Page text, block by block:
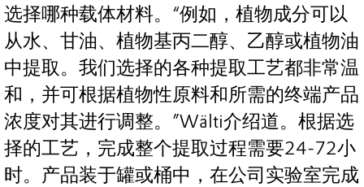
选择哪种载体材料。“例如，植物成分可以
从水、甘油、植物基丙二醇、乙醇或植物油
中提取。我们选择的各种提取工艺都非常温
和，并可根据植物性原料和所需的终端产品
浓度对其进行调整。”Wälti介绍道。根据选
择的工艺，完成整个提取过程需要24-72小
时。产品装于罐或桶中，在公司实验室完成